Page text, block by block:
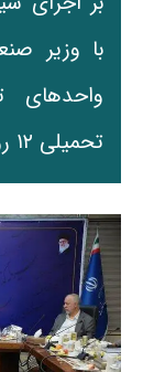
با وزیر
واحدهای
تحمیلی ۱۲ روزه را بررسی کردند.